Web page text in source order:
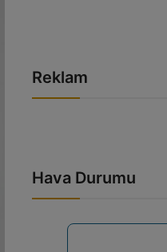
Reklam
Hava Durumu